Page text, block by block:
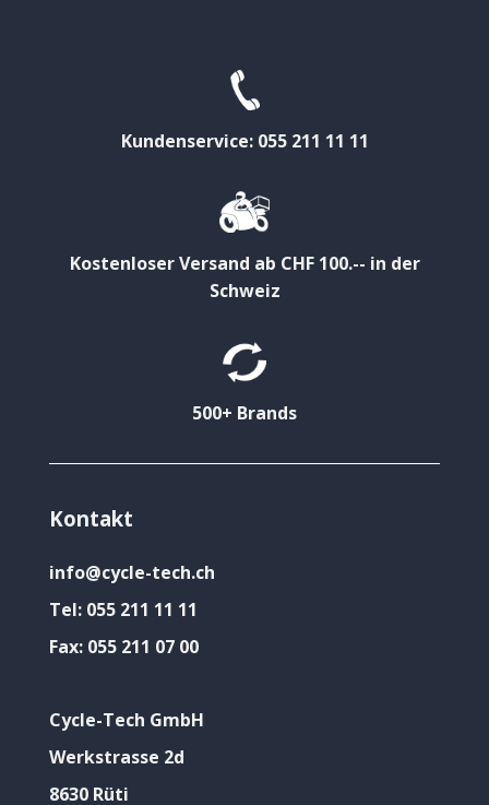
Kundenservice: 055 211 11 11
Kostenloser Versand ab CHF 100.-- in der
Schweiz
500+ Brands
Kontakt
info@cycle-tech.ch
Tel: 055 211 11 11
Fax: 055 211 07 00
Cycle-Tech GmbH
Werkstrasse 2d
8630 Rüti